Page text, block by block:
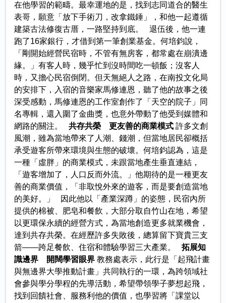
在他學習的範疇。最幸運地的是，找到志同道合的醫生
表哥，願意「放下手術刀，改拿鐵錘」，和他一起遵循
建築古法修復古厝，一路堅持到底。 退伍後，他一連
跑了16家銀行，才借到第一筆創業基金。何培鈞說，
「剛開始經營民宿時，不管有無房客，都常處在崩潰邊
緣。」有客人時，幾乎忙到沒時間吃一頓飯；沒客人
時，又擔心民宿倒閉。但天無絕人之路，在南投文化局
的安排下，入宿的音樂家馬修連恩，聽了他的故事之後
深受感動，馬修連恩的工作室創作了「天空的院子」同
名專輯，還入圍了金曲獎，也意外帶動了他受到媒體和
網路的關注。 共存共榮 更友善的商業模式 許多文創
風潮，雖為當地帶來了人潮、錢潮，但當地居民卻概括
承受遊客所帶來環境與生態的破壞。何培鈞認為，這是
一種「虛胖」的商業模式，未跟當地產生垂直連結，
「遊客增加了，人口反而外流。」他期待的是一種更友
善的商業價值，「非取悅外來的遊客，而是要創造當地
的美好。」 因此他以「產業深蹲」的姿態，民宿內所
提供的棉被、肥皂和餐飲，大部分取自竹山在地，希望
以更環保永續的經營方式，為當地創造更多就業機會，
達到共存共榮。在經歷許多失敗後，總算留下寶貴三支
箭——跨足餐飲、住宿和體驗學習三大產業。 拓展知
識邊界 開闊學習眼界 教務處表示，此行是「起飛計畫
與無邊界大學推動計畫」共同執行的一環，為跨領域社
會參與學分學程的先導活動，希望帶領學子夢想起飛，
找到回饋社會、服務利他的價值，也學習將「課堂以